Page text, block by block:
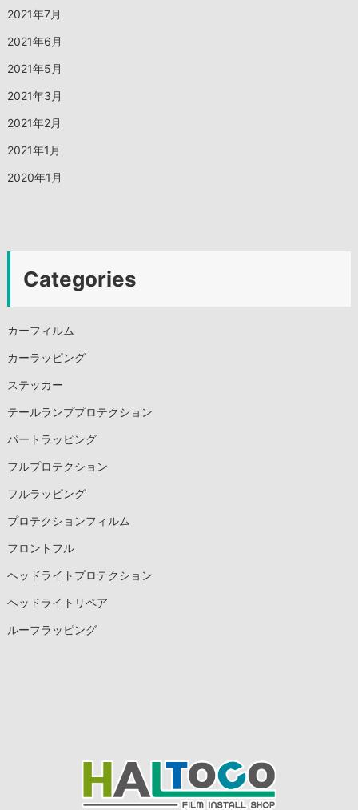
2021年7月
2021年6月
2021年5月
2021年3月
2021年2月
2021年1月
2020年1月
Categories
カーフィルム
カーラッピング
ステッカー
テールランププロテクション
パートラッピング
フルプロテクション
フルラッピング
プロテクションフィルム
フロントフル
ヘッドライトプロテクション
ヘッドライトリペア
ルーフラッピング